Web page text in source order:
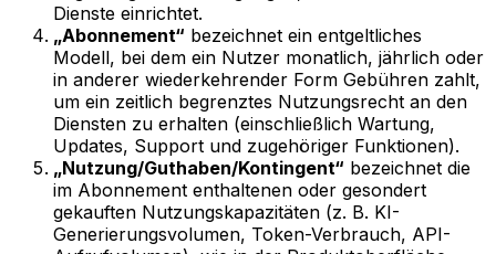
Dienste einrichtet.
„Abonnement“ bezeichnet ein entgeltliches
Modell, bei dem ein Nutzer monatlich, jährlich oder
in anderer wiederkehrender Form Gebühren zahlt,
um ein zeitlich begrenztes Nutzungsrecht an den
Diensten zu erhalten (einschließlich Wartung,
Updates, Support und zugehöriger Funktionen).
„Nutzung/Guthaben/Kontingent“ bezeichnet die
im Abonnement enthaltenen oder gesondert
gekauften Nutzungskapazitäten (z. B. KI-
Generierungsvolumen, Token-Verbrauch, API-